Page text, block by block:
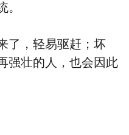
，轻易驱赶；坏
强壮的人，也会因此